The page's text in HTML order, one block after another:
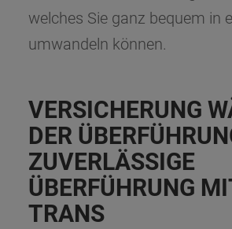
welches Sie ganz bequem in
umwandeln können.
VERSICHERUNG
DER
ZUVERLÄSSIGE
ÜBERFÜHRUNG
TRANS